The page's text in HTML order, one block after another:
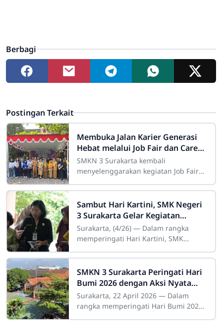
Berbagi
Postingan Terkait
Membuka Jalan Karier Generasi
Hebat melalui Job Fair dan Career
Expo 2026
SMKN 3 Surakarta kembali
menyelenggarakan kegiatan Job Fair
menjembatani lulusan dengan dunia
kerja dan dunia
Sambut Hari Kartini, SMK Negeri
3 Surakarta Gelar Kegiatan
Kokurikuler Kreatif
Surakarta, (4/26) — Dalam rangka
memperingati Hari Kartini, SMK
kegiatan kokurikuler : lomba memasak
dan lomba
SMKN 3 Surakarta Peringati Hari
Bumi 2026 dengan Aksi Nyata
Peduli Lingkungan
Surakarta, 22 April 2026 — Dalam
rangka memperingati Hari Bumi 2026,